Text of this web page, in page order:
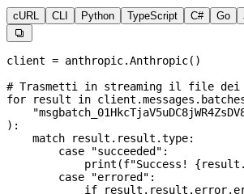
cURL CLI Python TypeScript C# Go

client = anthropic.Anthropic()
# Trasmetti in streaming il file
for result in
):
    match
result.result.type:
        case
"succeeded" :
            print
(f"Success! {
        case
"errored" :
            if